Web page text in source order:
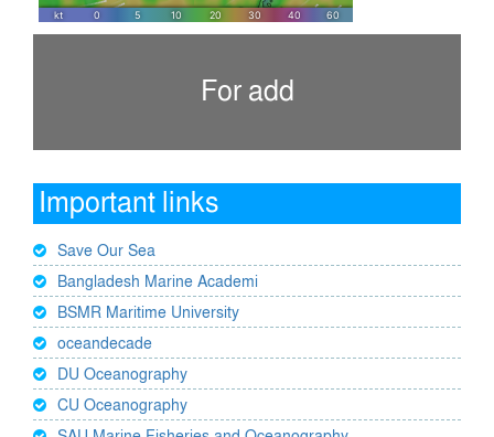
For add
Important links
Save Our Sea
Bangladesh Marine Academi
BSMR Maritime University
oceandecade
DU Oceanography
CU Oceanography